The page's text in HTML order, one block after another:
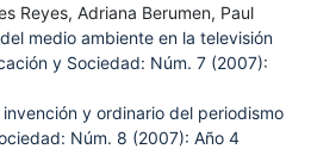
Reyes, Adriana Berumen, Paul
medio ambiente en la televisión
y Sociedad: Núm. 7 (2007):
invención y ordinario del periodismo
Núm. 8 (2007): Año 4